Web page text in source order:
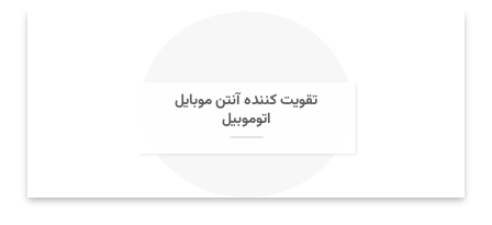
تقویت کننده آنتن موبایل
اتوموبیل